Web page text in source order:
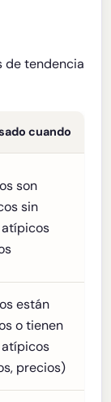
de tendencia
cuando
son
sin
están
o tienen
precios)